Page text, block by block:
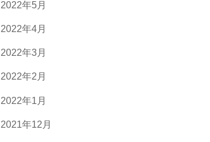
2022年5月
2022年4月
2022年3月
2022年2月
2022年1月
2021年12月